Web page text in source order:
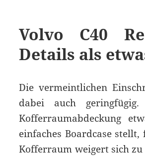
Volvo C40
Details als
Die vermeintlichen
dabei auch
Kofferraumabdeckung
einfaches Boardcase
Kofferraum weigert sich